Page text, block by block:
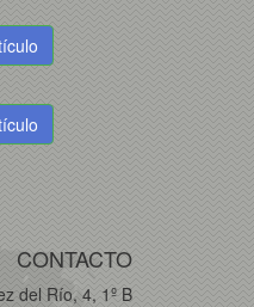
CONTACTO
del Río, 4, 1º B